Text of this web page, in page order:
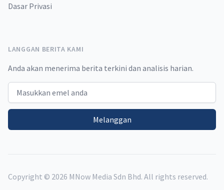
Dasar Privasi
LANGGAN BERITA KAMI
Anda akan menerima berita terkini dan analisis harian.
Email address
Melanggan
Copyright © 2026 MNow Media Sdn Bhd. All rights reserved.